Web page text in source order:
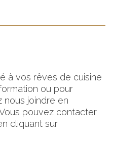
à vos rêves de cuisine
ou pour
nous joindre en
pouvez contacter
cliquant sur